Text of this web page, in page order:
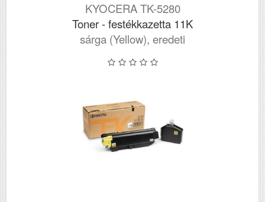
KYOCERA TK-5280
Toner - festékkazetta 11K
sárga (Yellow), eredeti